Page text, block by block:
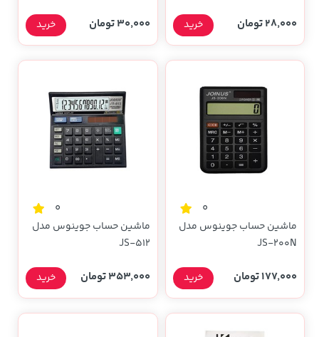
28,000 تومان خرید 30,000 تومان خرید
0
ماشین حساب جوینوس مدل
JS-200N
177,000 تومان خرید
0
ماشین حساب جوینوس مدل
JS-512
353,000 تومان خرید